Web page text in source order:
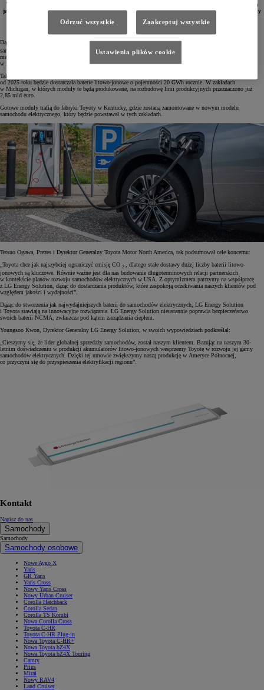
Toyota i LG Energy Solution podpisały kontrakt na dostawę baterii do samochodów elektrycznych
japońskiego koncernu. Od 2025 roku do nowych modeli marki produkowanych w USA będą trafiały
Dążąc do redukcji emisji CO
w ciągu najbliższych 7 lat Toyota planuje wprowadzić na rynek 30 nowych
samochodów z napędem elektrycznym. W 2030 roku liczba sprzedanych bezemisyjnych pojazdów marki
ma wynieść około 3,5 mln. By to osiągnąć, Toyota pracuje nad nowymi typami baterii, inwestuje
w innowacyjne technologie oraz nowe metody produkcji, a także zawiera strategiczne partnerstwa.
Tak na przykład Toyota Motor North America zawarła porozumienie z firmą LG Energy Solution, która
od 2025 roku będzie dostarczała baterie litowo-jonowe o pojemności 20 GWh rocznie. W zakładach
w Michigan, w których moduły te będą produkowane, na rozbudowę linii produkcyjnych przeznaczono już
2,85 mld euro.
Gotowe moduły trafią do fabryki Toyoty w Kentucky, gdzie zostaną zamontowane w nowym modelu
samochodu elektrycznego, który będzie powstawał w tych zakładach.
Tetsuo Ogawa, Prezes i Dyrektor Generalny Toyota Motor North America, tak podsumował cele koncernu:
„Toyota chce jak najszybciej ograniczyć emisję CO 2 , dlatego stałe dostawy dużej liczby baterii litowo-
jonowych są kluczowe. Równie ważne jest dla nas budowanie długoterminowych relacji partnerskich
w kontekście planów rozwoju samochodów elektrycznych w USA. Z optymizmem patrzymy na współpracę
z LG Energy Solution, dążąc do dostarczania produktów, które zaspokoją oczekiwania naszych klientów pod
względem jakości i wydajności”.
Dążąc do stworzenia jak najwydajniejszych baterii do samochodów elektrycznych, LG Energy Solution
i Toyota stawiają na innowacyjne rozwiązania. LG Energy Solution nieustannie poprawia bezpieczeństwo
swoich baterii NCMA, zwłaszcza pod kątem zarządzania ciepłem.
Youngsoo Kwon, Dyrektor Generalny LG Energy Solution, w swoich wypowiedziach podkreślał:
„Cieszymy się, że lider globalnej sprzedaży samochodów, został naszym klientem. Bazując na naszym 30-
letnim doświadczeniu w produkcji akumulatorów litowo-jonowych wesprzemy Toyotę w rozwoju jej gamy
samochodów elektrycznych. Dzięki tej umowie zwiększymy naszą produkcję w Ameryce Północnej,
co przyczyni się do przyspieszenia elektryfikacji regionu”.
Kontakt
Napisz do nas
Samochody
Samochody
Samochody osobowe
Nowe Aygo X
Yaris
GR Yaris
Yaris Cross
Nowy Yaris Cross
Nowy Urban Cruiser
Corolla Hatchback
Corolla Sedan
Corolla TS Kombi
Nowa Corolla Cross
Toyota C-HR
Toyota C-HR Plug-in
Nowa Toyota C-HR+
Nowa Toyota bZ4X
Nowa Toyota bZ4X Touring
Camry
Prius
Mirai
Nowy RAV4
Land Cruiser
Odrzuć wszystkie Zaakceptuj wszystkie
Ustawienia plików cookie